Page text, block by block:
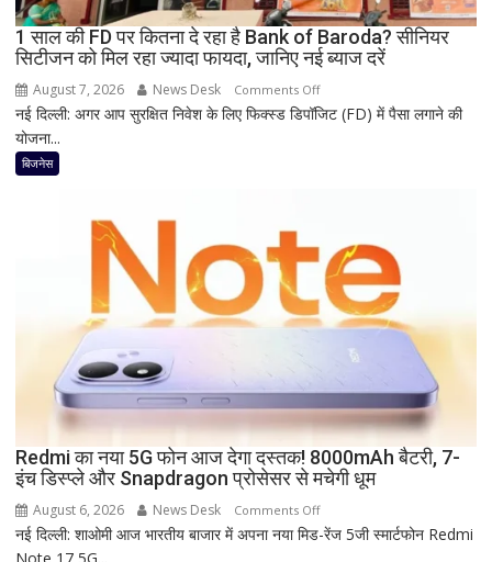
और
Nothing
पर
भी
बड़ी
1 साल की FD पर कितना दे रहा है Bank of Baroda? सीनियर
सिटीजन को मिल रहा ज्यादा फायदा, जानिए नई ब्याज दरें
August 7, 2026 News Desk Comments Offon
1
दे
रहा
Bank
सिटीजन
को
मिल
ज्यादा
नई दिल्ली: अगर आप सुरक्षित निवेश के लिए फिक्स्ड डिपॉजिट (FD) में पैसा लगाने की
योजना...
बिजनेस
Redmi का नया 5G फोन आज देगा दस्तक! 8000mAh बैटरी, 7-
इंच डिस्प्ले और Snapdragon प्रोसेसर से मचेगी धूम
August 6, 2026 News Desk Comments Offon
Redmi
नई दिल्ली: शाओमी आज भारतीय बाजार में अपना नया मिड-रेंज 5जी स्मार्टफोन Redmi